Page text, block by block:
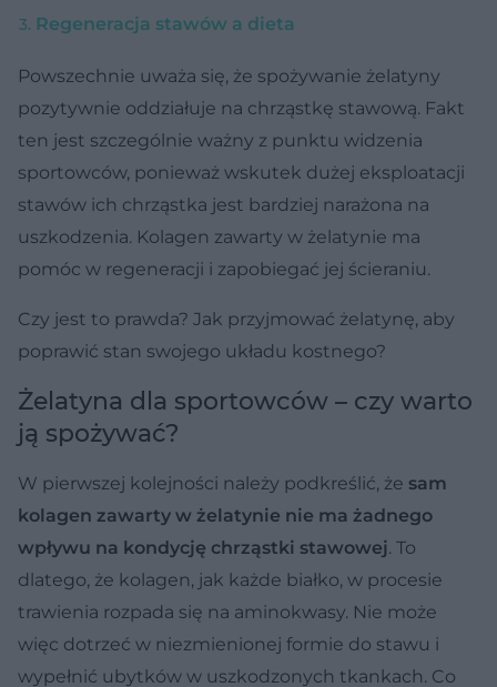
Regeneracja stawów a dieta
Powszechnie uważa się, że spożywanie żelatyny
pozytywnie oddziałuje na chrząstkę stawową. Fakt
ten jest szczególnie ważny z punktu widzenia
sportowców, ponieważ wskutek dużej eksploatacji
stawów ich chrząstka jest bardziej narażona na
uszkodzenia. Kolagen zawarty w żelatynie ma
pomóc w regeneracji i zapobiegać jej ścieraniu.
Czy jest to prawda? Jak przyjmować żelatynę, aby
poprawić stan swojego układu kostnego?
Żelatyna dla sportowców – czy warto
ją spożywać?
W pierwszej kolejności należy podkreślić, że sam
kolagen zawarty w żelatynie nie ma żadnego
wpływu na kondycję chrząstki stawowej. To
dlatego, że kolagen, jak każde białko, w procesie
trawienia rozpada się na aminokwasy. Nie może
więc dotrzeć w niezmienionej formie do stawu i
wypełnić ubytków w uszkodzonych tkankach. Co